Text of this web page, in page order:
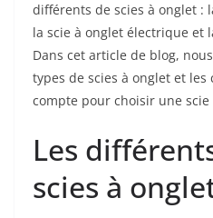
différents de scies à onglet :
la scie à onglet électrique et
Dans cet article de blog,
types de scies à onglet et
compte pour choisir une
Les
scies à